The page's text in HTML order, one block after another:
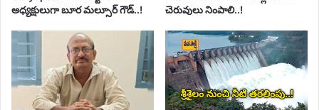
అధ్యక్షులుగా బూర మల్సూర్ గౌడ్..!
చెరువులు నింపాలి..!